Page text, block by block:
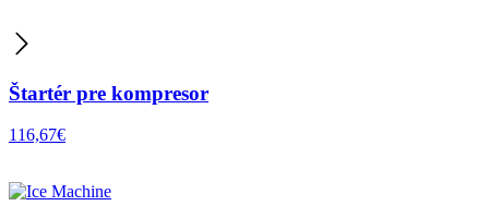
Štartér pre kompresor
116,67€